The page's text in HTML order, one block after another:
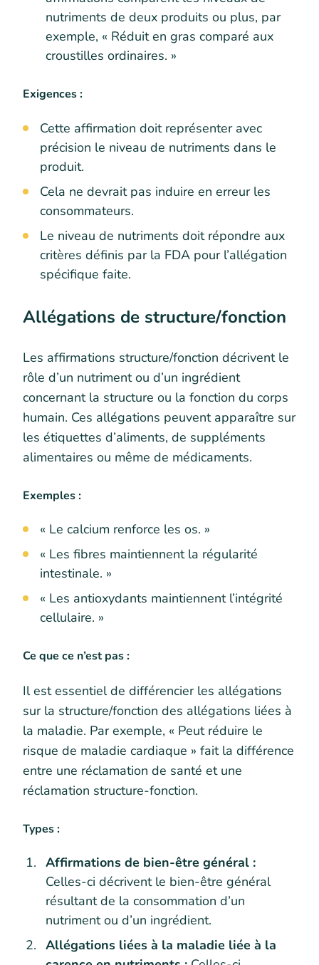
nutriments de deux produits ou plus, par
exemple, « Réduit en gras comparé aux
croustilles ordinaires. »
Exigences :
Cette affirmation doit représenter avec
précision le niveau de nutriments dans le
produit.
Cela ne devrait pas induire en erreur les
consommateurs.
Le niveau de nutriments doit répondre aux
critères définis par la FDA pour l’allégation
spécifique faite.
Allégations de structure/fonction
Les affirmations structure/fonction décrivent le
rôle d’un nutriment ou d’un ingrédient
concernant la structure ou la fonction du corps
humain. Ces allégations peuvent apparaître sur
les étiquettes d’aliments, de suppléments
alimentaires ou même de médicaments.
Exemples :
« Le calcium renforce les os. »
« Les fibres maintiennent la régularité
intestinale. »
« Les antioxydants maintiennent l’intégrité
cellulaire. »
Ce que ce n’est pas :
Il est essentiel de différencier les allégations
sur la structure/fonction des allégations liées à
la maladie. Par exemple, « Peut réduire le
risque de maladie cardiaque » fait la différence
entre une réclamation de santé et une
réclamation structure-fonction.
Types :
Affirmations de bien-être général :
Celles-ci décrivent le bien-être général
résultant de la consommation d’un
nutriment ou d’un ingrédient.
Allégations liées à la maladie liée à la